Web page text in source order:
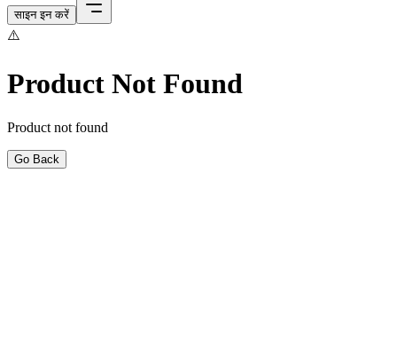
साइन इन करें
⚠️
Product Not Found
Product not found
Go Back